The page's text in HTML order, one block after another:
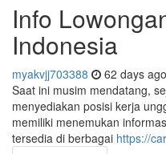
Info
Indonesia
myakvjj703388 62 days ago
Saat ini musim mendatang,
menyediakan posisi kerja
memiliki menemukan
tersedia di berbagai https://